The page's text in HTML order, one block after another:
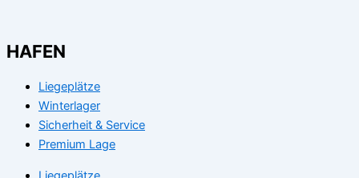
HAFEN
Liegeplätze
Winterlager
Sicherheit & Service
Premium Lage